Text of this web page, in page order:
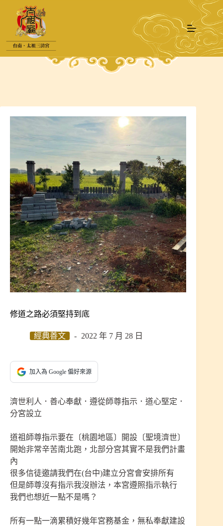
要
修道之路必須堅持到底
經典善文 2022 年 7 月 28 日
加入為 Google 偏好來源
濟世利人．善心奉獻．遵從師尊指示．道心堅定．
分宮設立
道祖師尊指示要在〔桃園地區〕開設〔聖境濟世〕
開始非常辛苦南北跑，北部分宮其實不是我們計畫
內
很多信徒邀請我們在(台中)建立分宮會安排所有
但是師尊沒有指示我沒辦法，本宮遵照指示執行
我們也想近一點不是嗎？
所有一點一滴累積好幾年宮務基金，無私奉獻建設